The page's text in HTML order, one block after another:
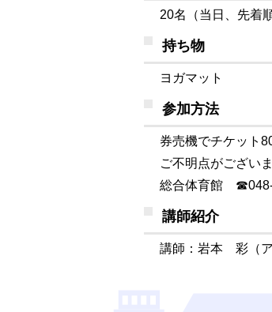
20名（当日、先着順
持ち物
ヨガマット
参加方法
券売機でチケット
ご不明点がござい
総合体育館 ☎048-
講師紹介
講師：岩本 彩（